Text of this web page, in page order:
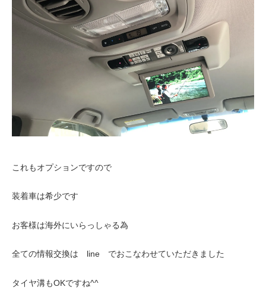
これもオプションですので
装着車は希少です
お客様は海外にいらっしゃる為
全ての情報交換は line でおこなわせていただきました
タイヤ溝もOKですね^^